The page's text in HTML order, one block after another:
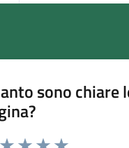
sono chiare
da 1 a 5 stelle la pagina